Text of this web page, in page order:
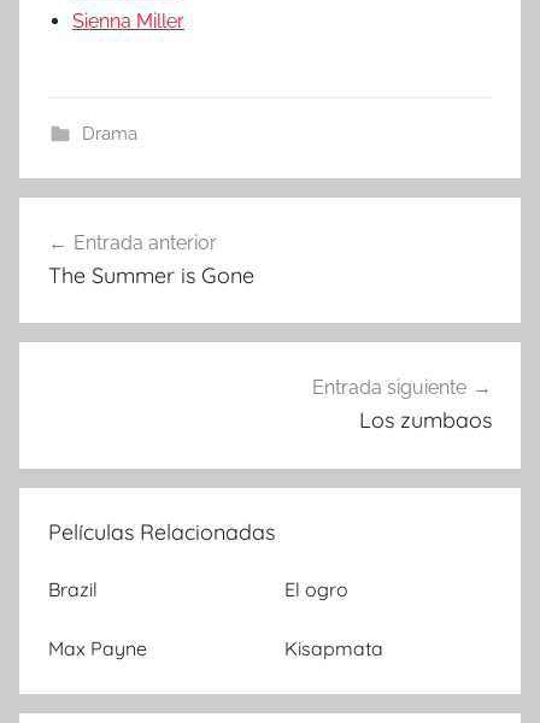
Sienna Miller
Drama
Navegación
de
entradas
Entrada anterior
The Summer is Gone
Entrada siguiente
Los zumbaos
Películas Relacionadas
Brazil El ogro
Max Payne Kisapmata